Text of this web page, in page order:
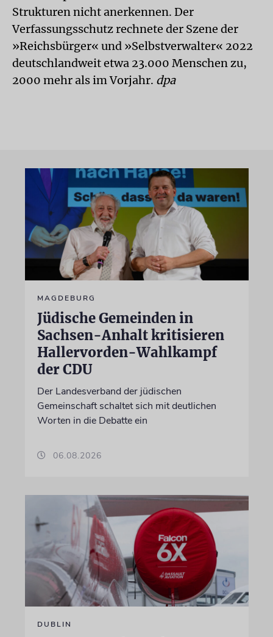
Strukturen nicht anerkennen. Der
Verfassungsschutz rechnete der Szene der
»Reichsbürger« und »Selbstverwalter« 2022
deutschlandweit etwa 23.000 Menschen zu,
2000 mehr als im Vorjahr. dpa
MAGDEBURG
Jüdische Gemeinden in
Sachsen-Anhalt kritisieren
Hallervorden-Wahlkampf
der CDU
Der Landesverband der jüdischen
Gemeinschaft schaltet sich mit deutlichen
Worten in die Debatte ein
06.08.2026
DUBLIN